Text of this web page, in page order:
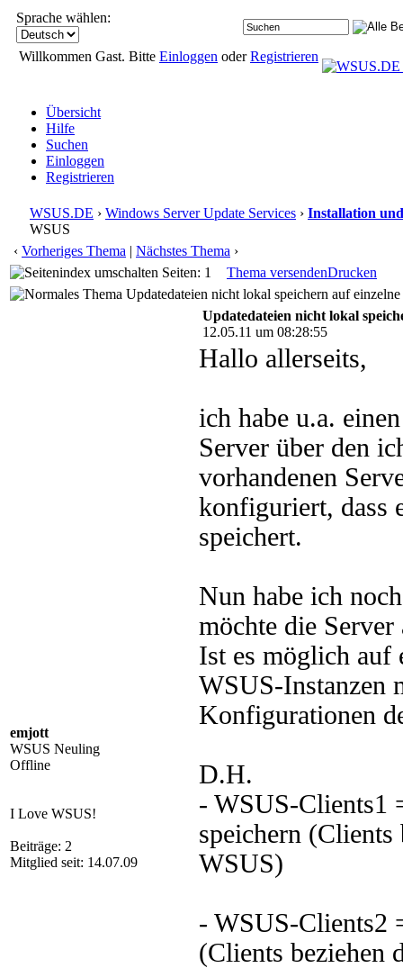
Sprache wählen:
Willkommen Gast. Bitte Einloggen oderRegistrieren
Übersicht
Hilfe
Suchen
Einloggen
Registrieren
WSUS.DE › Windows Server Update Services › Installation
WSUS
‹ Vorheriges Thema | Nächstes Thema ›
Seiten: 1
Thema versendenDrucken
Updatedateien nicht lokal speichern auf
emjott
WSUS Neuling
Offline
I Love WSUS!
Beiträge: 2
Mitglied seit: 14.07.09
Updatedateien nicht lokal
12.05.11 um 08:28:55
Hallo allerseits,
ich habe u.a.
Server über den
vorhandenen
konfiguriert, dass
speichert.
Nun habe ich
möchte die
Ist es möglich auf
WSUS-Instanzen
Konfigurationen
D.H.
- WSUS-Clients1
speichern
WSUS)
- WSUS-Clients2
(Clients beziehen